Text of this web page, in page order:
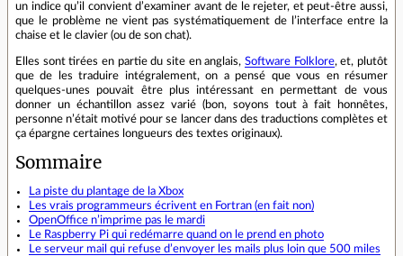
un indice qu’il convient d’examiner avant de le rejeter, et peut-être aussi,
que le problème ne vient pas systématiquement de l’interface entre la
chaise et le clavier (ou de son chat).
Elles sont tirées en partie du site en anglais, Software Folklore, et, plutôt
que de les traduire intégralement, on a pensé que vous en résumer
quelques-unes pouvait être plus intéressant en permettant de vous
donner un échantillon assez varié (bon, soyons tout à fait honnêtes,
personne n’était motivé pour se lancer dans des traductions complètes et
ça épargne certaines longueurs des textes originaux).
Sommaire
La piste du plantage de la Xbox
Les vrais programmeurs écrivent en Fortran (en fait non)
OpenOffice n’imprime pas le mardi
Le Raspberry Pi qui redémarre quand on le prend en photo
Le serveur mail qui refuse d’envoyer les mails plus loin que 500 miles